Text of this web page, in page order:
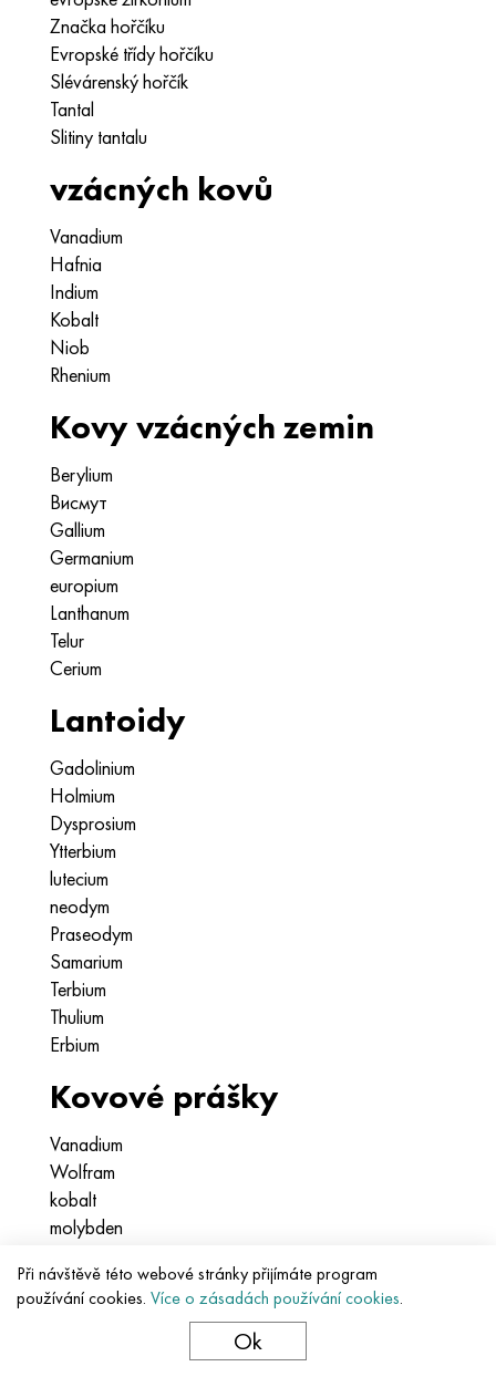
Značka hořčíku
Evropské třídy hořčíku
Slévárenský hořčík
Tantal
Slitiny tantalu
vzácných kovů
Vanadium
Hafnia
Indium
Kobalt
Niob
Rhenium
Kovy vzácných zemin
Berylium
Висмут
Gallium
Germanium
europium
Lanthanum
Telur
Cerium
Lantoidy
Gadolinium
Holmium
Dysprosium
Ytterbium
lutecium
neodym
Praseodym
Samarium
Terbium
Thulium
Erbium
Kovové prášky
Vanadium
Wolfram
kobalt
molybden
Tantal
titanový prášek
bronzové válcování
Při návštěvě této webové stránky přijímáte program
používání cookies. Více o zásadách používání cookies.
Ok